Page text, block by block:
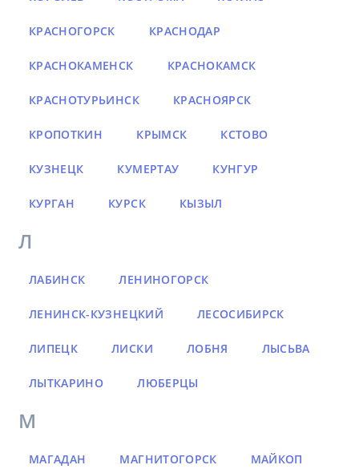
КРАСНОГОРСК КРАСНОДАР
КРАСНОКАМЕНСК КРАСНОКАМСК
КРАСНОТУРЬИНСК КРАСНОЯРСК
КРОПОТКИН КРЫМСК КСТОВО
КУЗНЕЦК КУМЕРТАУ КУНГУР
КУРГАН КУРСК КЫЗЫЛ
Л
ЛАБИНСК ЛЕНИНОГОРСК
ЛЕНИНСК-КУЗНЕЦКИЙ ЛЕСОСИБИРСК
ЛИПЕЦК ЛИСКИ ЛОБНЯ ЛЫСЬВА
ЛЫТКАРИНО ЛЮБЕРЦЫ
М
МАГАДАН МАГНИТОГОРСК МАЙКОП